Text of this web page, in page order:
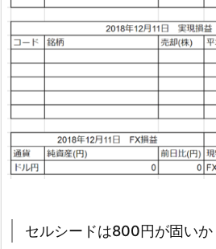
セルシードは800円が固いか